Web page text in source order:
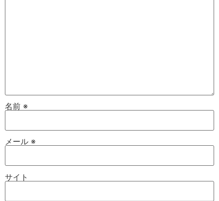
名前 ※
メール ※
サイト